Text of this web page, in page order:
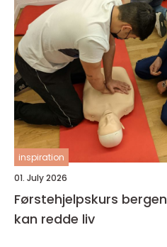
inspiration
01. July 2026
Førstehjelpskurs bergen kunnskapen som
kan redde liv